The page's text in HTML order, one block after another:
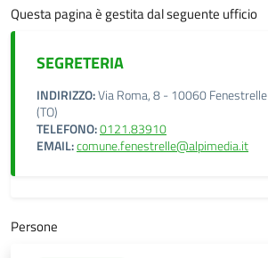
Questa pagina è gestita dal seguente ufficio
SEGRETERIA
INDIRIZZO:Via Roma, 8 - 10060 Fenestrelle
(TO)
TELEFONO:0121.83910
EMAIL:comune.fenestrelle@alpimedia.it
Persone